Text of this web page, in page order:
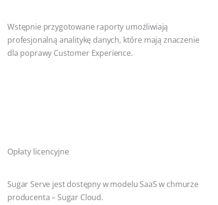
Wstępnie przygotowane raporty umożliwiają
profesjonalną analitykę danych, które mają znaczenie
dla poprawy Customer Experience.
Opłaty licencyjne
Sugar Serve jest dostępny w modelu SaaS w chmurze
producenta – Sugar Cloud.